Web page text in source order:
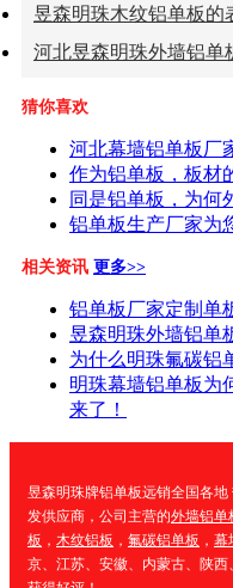
昱森明珠木纹铝单板的
河北昱森明珠外墙铝单
猜你喜欢
河北幕墙铝单板厂
作为铝单板，板材
同是铝单板，为何
铝单板生产厂家为
相关资讯 更多>>
铝单板厂家定制单
昱森明珠外墙铝单
为什么明珠氟碳铝
明珠幕墙铝单板为
来了！
昱森明珠牌铝单板远销全国各地
发供应商，公司主营的外墙铝单
板 ， 木纹铝板 ， 氟碳铝单板 ， 幕
京、江苏、安徽、内蒙古、陕